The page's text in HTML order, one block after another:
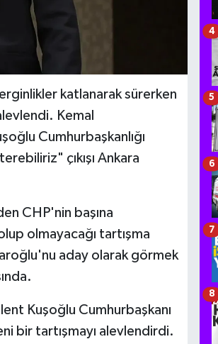
katlanarak sürerken
Kemal
Cumhurbaşkanlığı
çıkışı Ankara
CHP'nin başına
olmayacağı tartışma
aday olarak görmek
Kuşoğlu Cumhurbaşkanı
bir tartışmayı alevlendirdi.
4
5
6
7
8